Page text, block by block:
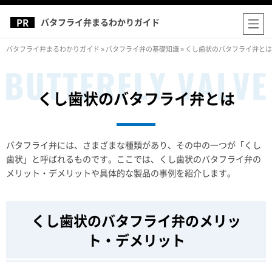
バタフライ弁まるわかりガイド
バタフライ弁まるわかりガイド»バタフライ弁の基礎知識» くし歯状のバタフライ弁とは
くし歯状のバタフライ弁とは
バタフライ弁には、さまざまな種類があり、その中の一つが「くし
歯状」と呼ばれるものです。ここでは、くし歯状のバタフライ弁の
メリット・デメリットや具体的な製品の事例を紹介します。
くし歯状のバタフライ弁のメリッ
ト・デメリット